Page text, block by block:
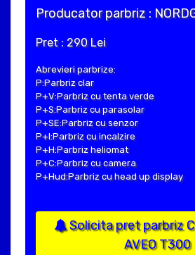
Producator parbriz :
Pret : 290 Lei
Abrevieri parbrize:
P:Parbriz clar
P+V:Parbriz cu tenta verde
P+S:Parbriz cu parasolar
P+SE:Parbriz cu senzor
P+I:Parbriz cu incalzire
P+H:Parbriz heliomat
P+C:Parbriz cu camera
P+Hud:Parbriz cu head up display
Solicita pret parbriz
AVEO T300